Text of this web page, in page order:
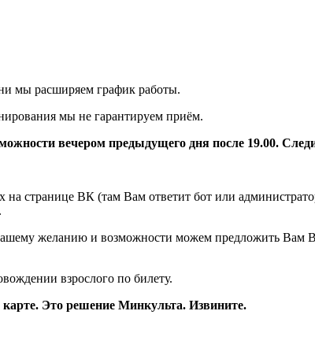
мы расширяем график работы.
мы не гарантируем приём.
вечером предыдущего дня после 19.00.
странице ВК (там Вам ответит бот или
желанию и возможности можем предложить Вам
взрослого по билету.
Это решение Минкульта. Извините.